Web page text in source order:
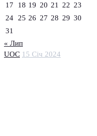
UOC 15 Січ 2024
17
18 19 20 21 22 23
24
25 26 27 28 29 30
31
« Лип